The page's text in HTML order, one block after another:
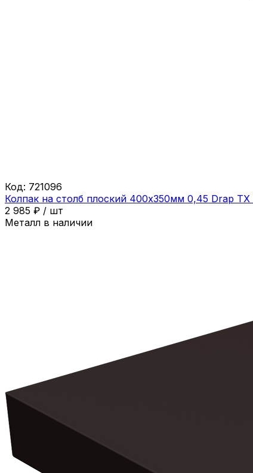
Код: 721096
Колпак на столб плоский 400х350мм 0,45 Drap
2 985 ₽ / шт
Металл в наличии